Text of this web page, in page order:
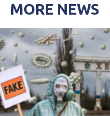
MORE NEWS